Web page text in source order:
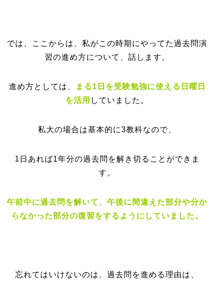
では、ここからは、私がこの時期にやってた過去問演
習の進め方について、話します。
進め方としては、
まる1日を受験勉強に使える日曜日
を活用 していました。
私大の場合は基本的に3教科なので、
1日あれば1年分の過去問を解き切ることができま
す。
午前中に過去問を解いて、午後に間違えた部分や分か
らなかった部分の復習をするようにしていました。
忘れてはいけないのは、過去問を進める理由は、